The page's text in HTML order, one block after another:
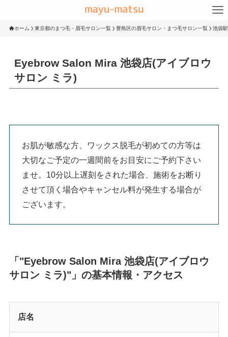
ホーム 東京都のまつ毛・眉毛サロン一覧 豊島区の眉毛サロン・まつ毛サロン一覧 池袋
Eyebrow Salon Mira 池袋店(アイブロウ
サロン ミラ)
お肌が敏感な方、ワックス脱毛が初めての方等は
大切なご予定の一週間前をお目安にご予約下さい
ませ。10分以上遅刻をされた場合、施術をお断り
させて頂く場合やキャンセル料が発生する場合が
ございます。
「"Eyebrow Salon Mira 池袋店(アイブロウ
サロン ミラ)"」の基本情報・アクセス
店名